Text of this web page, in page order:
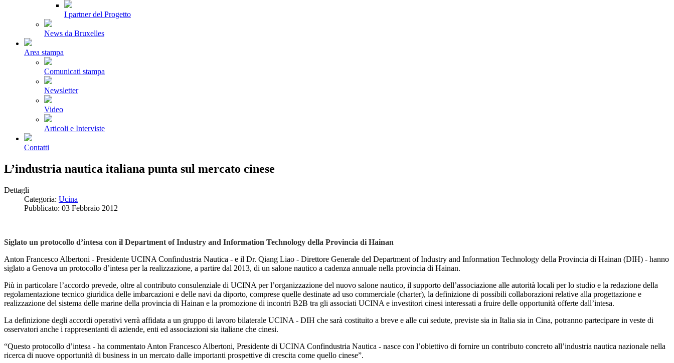
I partner del Progetto
News da Bruxelles
Area stampa
Comunicati stampa
Newsletter
Video
Articoli e Interviste
Contatti
L’industria nautica italiana punta sul mercato cinese
Dettagli
Categoria: Ucina
Pubblicato: 03 Febbraio 2012
Siglato un protocollo d’intesa con il Department of Industry and Information Technology della Provincia di Hainan
Anton Francesco Albertoni - Presidente UCINA Confindustria Nautica - e il Dr. Qiang Liao - Direttore Generale del Department of Industry and Information Technology della Provincia di Hainan (DIH) - hanno
siglato a Genova un protocollo d’intesa per la realizzazione, a partire dal 2013, di un salone nautico a cadenza annuale nella provincia di Hainan.
Più in particolare l’accordo prevede, oltre al contributo consulenziale di UCINA per l’organizzazione del nuovo salone nautico, il supporto dell’associazione alle autorità locali per lo studio e la redazione della
regolamentazione tecnico giuridica delle imbarcazioni e delle navi da diporto, comprese quelle destinate ad uso commerciale (charter), la definizione di possibili collaborazioni relative alla progettazione e
realizzazione del sistema delle marine della provincia di Hainan e la promozione di incontri B2B tra gli associati UCINA e investitori cinesi interessati a fruire delle opportunità offerte dall’intesa.
La definizione degli accordi operativi verrà affidata a un gruppo di lavoro bilaterale UCINA - DIH che sarà costituito a breve e alle cui sedute, previste sia in Italia sia in Cina, potranno partecipare in veste di
osservatori anche i rappresentanti di aziende, enti ed associazioni sia italiane che cinesi.
“Questo protocollo d’intesa - ha commentato Anton Francesco Albertoni, Presidente di UCINA Confindustria Nautica - nasce con l’obiettivo di fornire un contributo concreto all’industria nautica nazionale nella
ricerca di nuove opportunità di business in un mercato dalle importanti prospettive di crescita come quello cinese”.